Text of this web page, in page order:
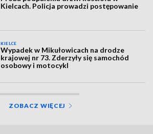
Kielcach. Policja prowadzi postępowanie
KIELCE
Wypadek w Mikułowicach na drodze
krajowej nr 73. Zderzyły się samochód
osobowy i motocykl
ZOBACZ WIĘCEJ